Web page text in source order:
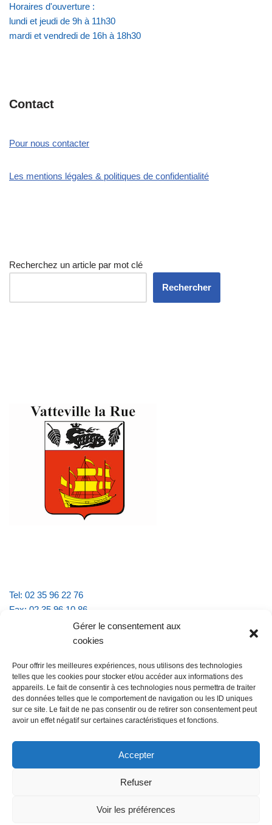
Gérer le consentement aux
cookies
Pour offrir les meilleures expériences, nous utilisons des technologies
telles que les cookies pour stocker et/ou accéder aux informations des
appareils. Le fait de consentir à ces technologies nous permettra de traiter
des données telles que le comportement de navigation ou les ID uniques
sur ce site. Le fait de ne pas consentir ou de retirer son consentement peut
avoir un effet négatif sur certaines caractéristiques et fonctions.
Accepter
Refuser
Voir les préférences
Horaires d'ouverture :
lundi et jeudi de 9h à 11h30
mardi et vendredi de 16h à 18h30
Contact
Pour nous contacter
Les mentions légales & politiques de confidentialité
Recherchez un article par mot clé
Rechercher
Tel: 02 35 96 22 76
Fax: 02 35 96 10 86
Email : mairie.vattevillelarue@wanadoo.fr
lundi et jeudi de 9h à 11h30
mardi et vendredi de 16h à 18h30
@Vatteville-la-rue mentions légales